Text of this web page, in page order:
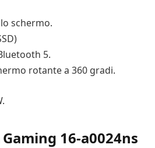
schermo.
5.
rotante a 360 gradi.
16-a0024ns